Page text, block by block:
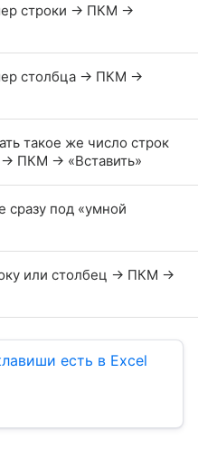
строки → ПКМ →
столбца → ПКМ →
такое же число строк
→ ПКМ → «Вставить»
сразу под «умной
или столбец → ПКМ →
есть в Excel